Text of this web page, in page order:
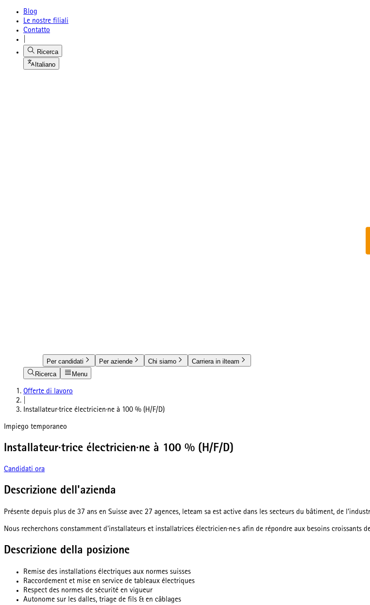
Blog
Le nostre filiali
Contatto
Ricerca
Italiano
Per candidati Per aziende Chi siamo
Carriera in ilteam
Ricerca
Menu
Offerte di lavoro
Installateur·trice électricien·ne à 100 % (H/F/D)
Impiego temporaneo
Installateur·trice électricien·ne à 100 % (H/F/D)
Candidati ora
Descrizione dell'azienda
Présente depuis plus de 37 ans en Suisse avec 27 agences, leteam sa est active dans les secteurs du bâtiment, de
Nous recherchons constamment d'installateurs et installatrices électricien·ne·s afin de répondre aux besoins croissants
Descrizione della posizione
Remise des installations électriques aux normes suisses
Raccordement et mise en service de tableaux électriques
Respect des normes de sécurité en vigueur
Autonome sur les dalles, triage de fils & en câblages